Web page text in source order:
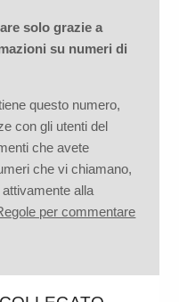
solo grazie a
su numeri di
questo numero,
con gli utenti del
che avete
che vi chiamano,
alla
per commentare